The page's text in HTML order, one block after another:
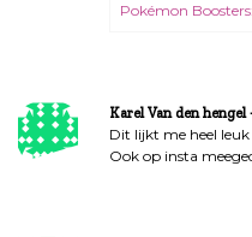
Pokémon
Karel Van den hengel
Dit lijkt me heel
Ook op insta